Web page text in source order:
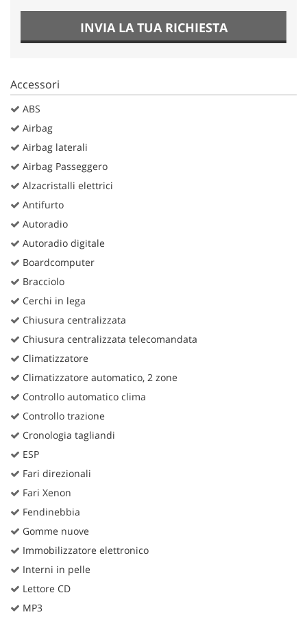
INVIA LA TUA RICHIESTA
Accessori
ABS
Airbag
Airbag laterali
Airbag Passeggero
Alzacristalli elettrici
Antifurto
Autoradio
Autoradio digitale
Boardcomputer
Bracciolo
Cerchi in lega
Chiusura centralizzata
Chiusura centralizzata telecomandata
Climatizzatore
Climatizzatore automatico, 2 zone
Controllo automatico clima
Controllo trazione
Cronologia tagliandi
ESP
Fari direzionali
Fari Xenon
Fendinebbia
Gomme nuove
Immobilizzatore elettronico
Interni in pelle
Lettore CD
MP3